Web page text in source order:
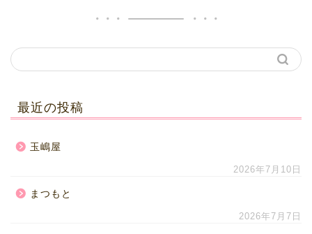
最近の投稿
玉嶋屋
2026年7月10日
まつもと
2026年7月7日